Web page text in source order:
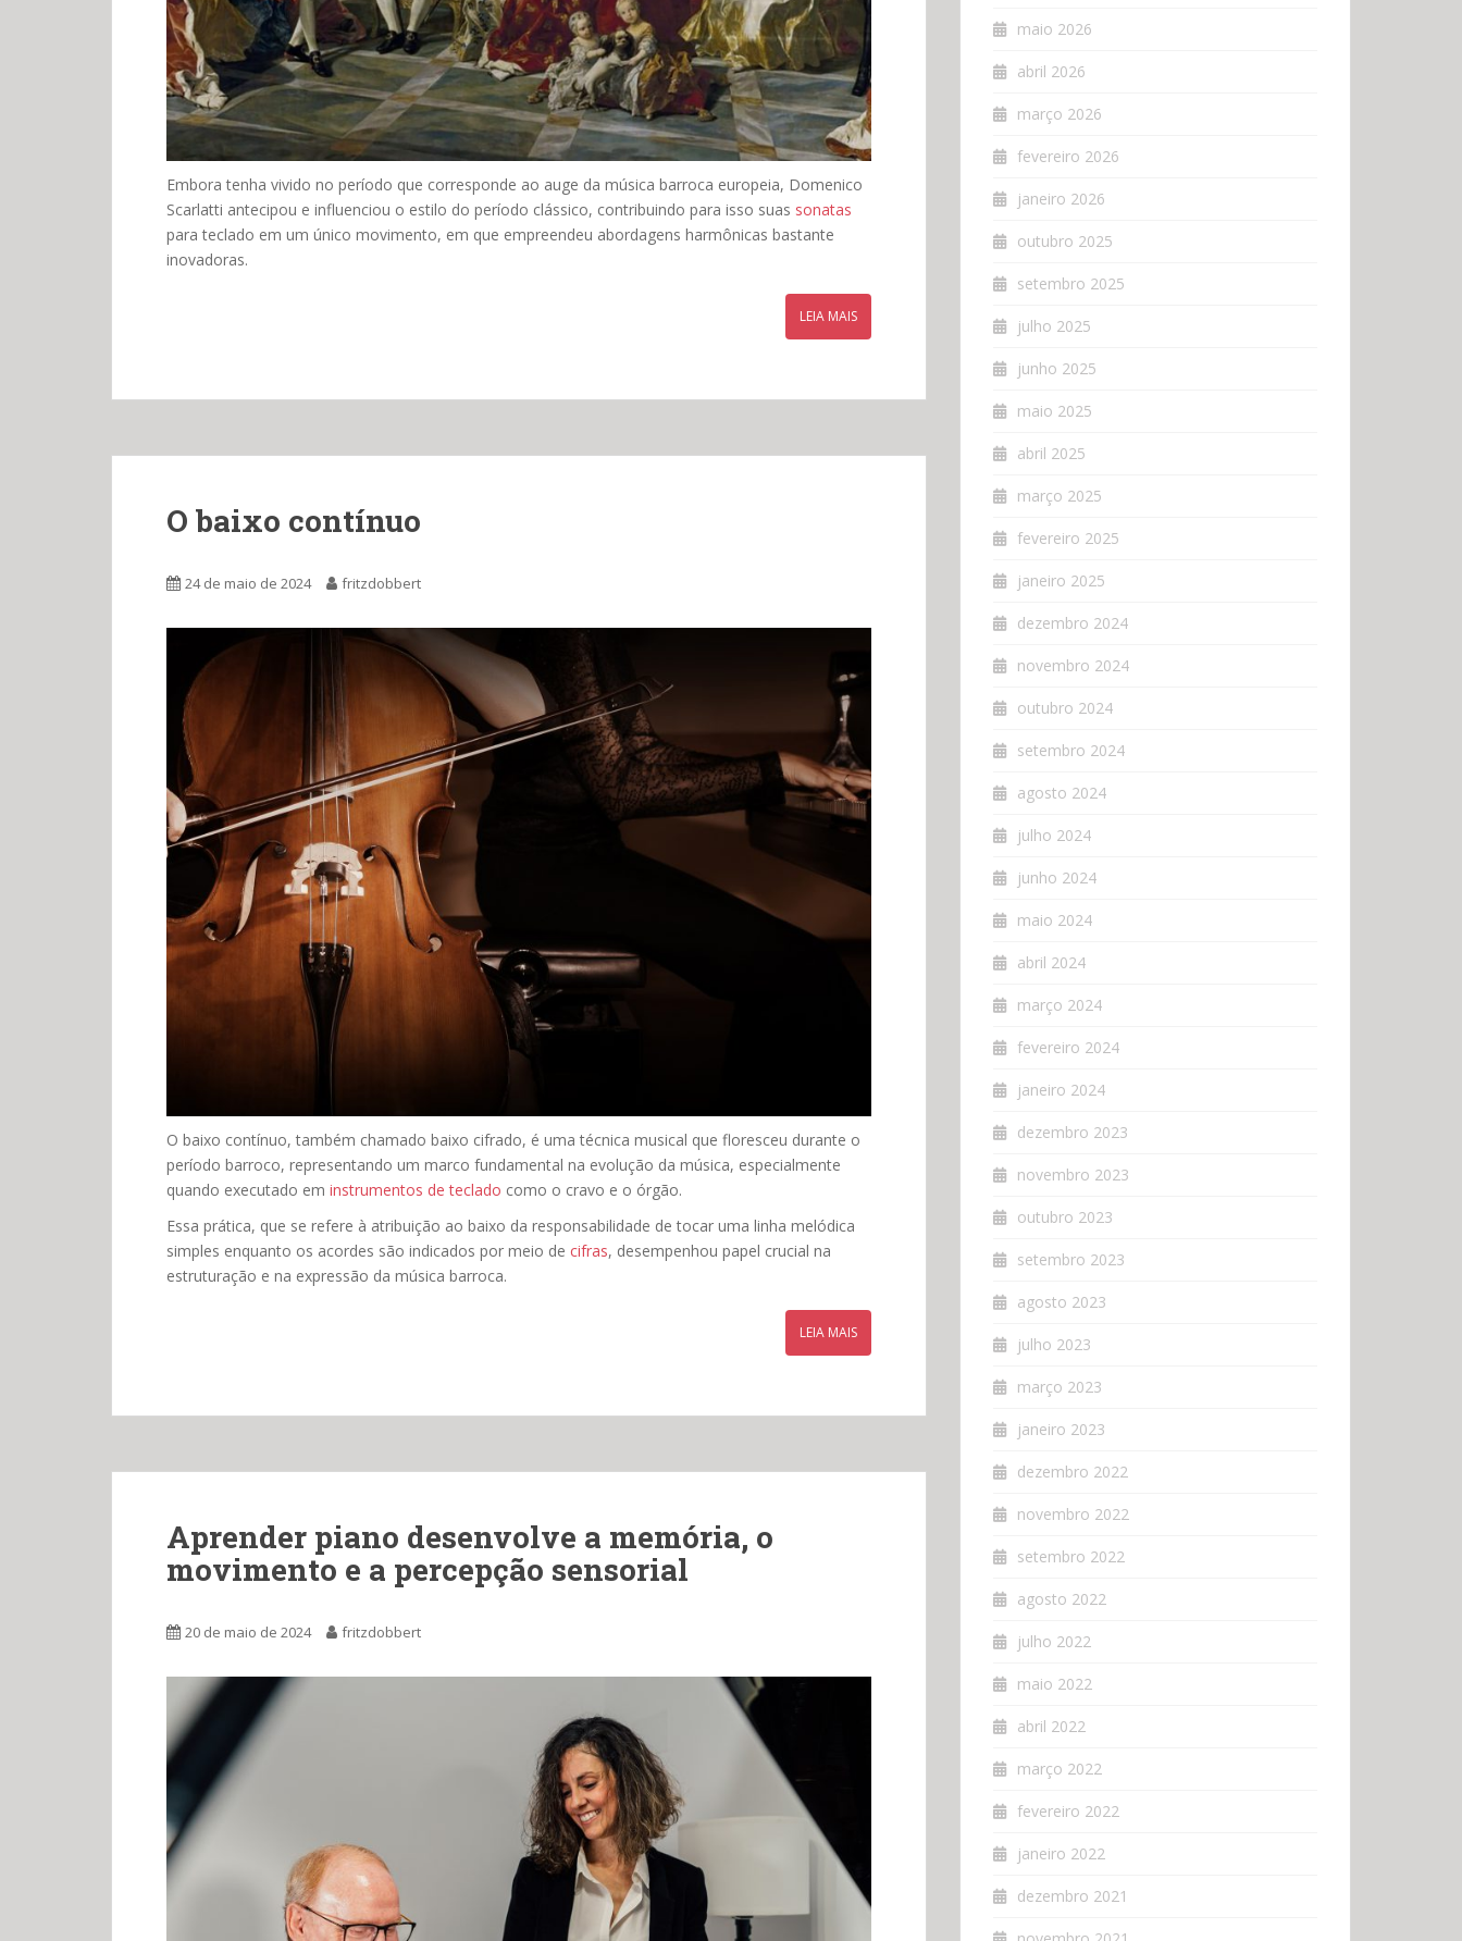
Embora tenha vivido no período que corresponde ao auge da música barroca europeia, Domenico
Scarlatti antecipou e influenciou o estilo do período clássico, contribuindo para isso suas sonatas
para teclado em um único movimento, em que empreendeu abordagens harmônicas bastante
inovadoras.
LEIA MAIS
O baixo contínuo
24 de maio de 2024 fritzdobbert
O baixo contínuo, também chamado baixo cifrado, é uma técnica musical que floresceu durante o
período barroco, representando um marco fundamental na evolução da música, especialmente
quando executado em instrumentos de teclado como o cravo e o órgão.
Essa prática, que se refere à atribuição ao baixo da responsabilidade de tocar uma linha melódica
simples enquanto os acordes são indicados por meio de cifras, desempenhou papel crucial na
estruturação e na expressão da música barroca.
LEIA MAIS
Aprender piano desenvolve a memória, o
movimento e a percepção sensorial
20 de maio de 2024 fritzdobbert
maio 2026
abril 2026
março 2026
fevereiro 2026
janeiro 2026
outubro 2025
setembro 2025
julho 2025
junho 2025
maio 2025
abril 2025
março 2025
fevereiro 2025
janeiro 2025
dezembro 2024
novembro 2024
outubro 2024
setembro 2024
agosto 2024
julho 2024
junho 2024
maio 2024
abril 2024
março 2024
fevereiro 2024
janeiro 2024
dezembro 2023
novembro 2023
outubro 2023
setembro 2023
agosto 2023
julho 2023
março 2023
janeiro 2023
dezembro 2022
novembro 2022
setembro 2022
agosto 2022
julho 2022
maio 2022
abril 2022
março 2022
fevereiro 2022
janeiro 2022
dezembro 2021